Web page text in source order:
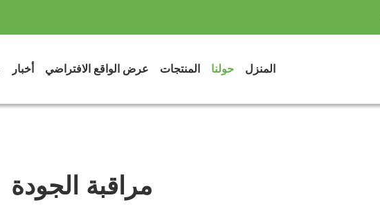
المنزل حولنا المنتجات عرض الواقع الافتراضي أخبار
مراقبة الجودة